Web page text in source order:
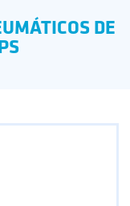
DE